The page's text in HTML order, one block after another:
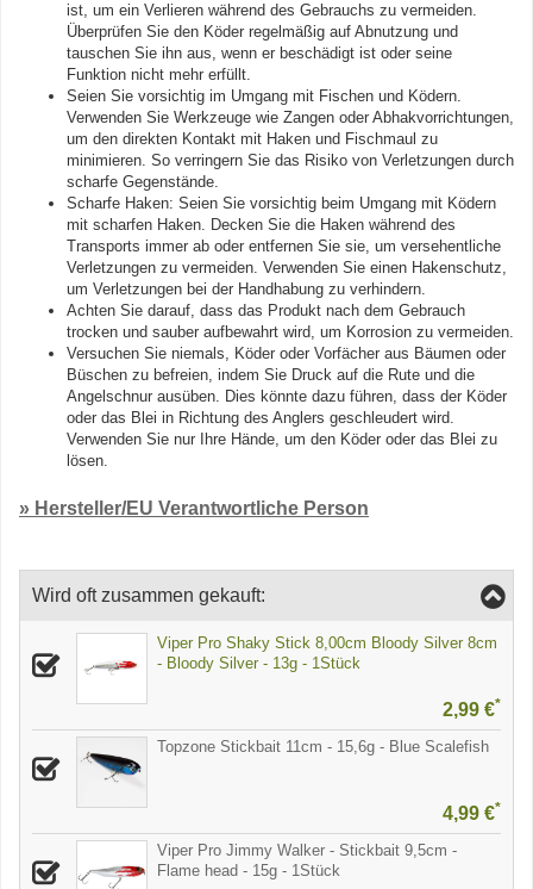
ist, um ein Verlieren während des Gebrauchs zu vermeiden.
Überprüfen Sie den Köder regelmäßig auf Abnutzung und
tauschen Sie ihn aus, wenn er beschädigt ist oder seine
Funktion nicht mehr erfüllt.
Seien Sie vorsichtig im Umgang mit Fischen und Ködern.
Verwenden Sie Werkzeuge wie Zangen oder Abhakvorrichtungen,
um den direkten Kontakt mit Haken und Fischmaul zu
minimieren. So verringern Sie das Risiko von Verletzungen durch
scharfe Gegenstände.
Scharfe Haken: Seien Sie vorsichtig beim Umgang mit Ködern
mit scharfen Haken. Decken Sie die Haken während des
Transports immer ab oder entfernen Sie sie, um versehentliche
Verletzungen zu vermeiden. Verwenden Sie einen Hakenschutz,
um Verletzungen bei der Handhabung zu verhindern.
Achten Sie darauf, dass das Produkt nach dem Gebrauch
trocken und sauber aufbewahrt wird, um Korrosion zu vermeiden.
Versuchen Sie niemals, Köder oder Vorfächer aus Bäumen oder
Büschen zu befreien, indem Sie Druck auf die Rute und die
Angelschnur ausüben. Dies könnte dazu führen, dass der Köder
oder das Blei in Richtung des Anglers geschleudert wird.
Verwenden Sie nur Ihre Hände, um den Köder oder das Blei zu
lösen.
» Hersteller/EU Verantwortliche Person
Wird oft zusammen gekauft:
Viper Pro Shaky Stick 8,00cm Bloody Silver 8cm
- Bloody Silver - 13g - 1Stück
2,99 €*
Topzone Stickbait 11cm - 15,6g - Blue Scalefish
4,99 €*
Viper Pro Jimmy Walker - Stickbait 9,5cm -
Flame head - 15g - 1Stück